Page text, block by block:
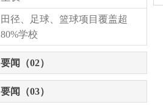
田径、足球、篮球项目覆盖超
80%学校
要闻（02）
要闻（03）